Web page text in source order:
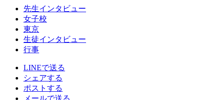
先生インタビュー
女子校
東京
生徒インタビュー
行事
LINEで送る
シェアする
ポストする
メールで送る